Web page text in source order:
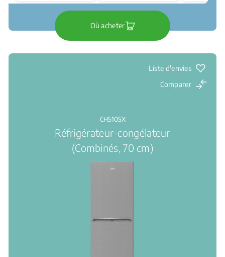
Où acheter
Liste d'envies
Comparer
CH510SX
Réfrigérateur-congélateur
(Combinés, 70 cm)